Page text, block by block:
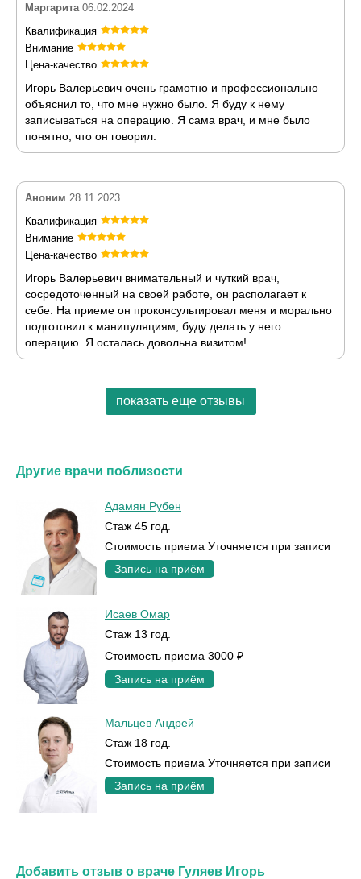
Маргарита 06.02.2024
Квалификация
Внимание
Цена-качество
Игорь Валерьевич очень грамотно и профессионально
объяснил то, что мне нужно было. Я буду к нему
записываться на операцию. Я сама врач, и мне было
понятно, что он говорил.
Аноним 28.11.2023
Квалификация
Внимание
Цена-качество
Игорь Валерьевич внимательный и чуткий врач,
сосредоточенный на своей работе, он располагает к
себе. На приеме он проконсультировал меня и морально
подготовил к манипуляциям, буду делать у него
операцию. Я осталась довольна визитом!
показать еще отзывы
Другие врачи поблизости
Адамян Рубен
Стаж 45 год.
Стоимость приема Уточняется при записи
Запись на приём
Исаев Омар
Стаж 13 год.
Стоимость приема 3000 ₽
Запись на приём
Мальцев Андрей
Стаж 18 год.
Стоимость приема Уточняется при записи
Запись на приём
Добавить отзыв о враче Гуляев Игорь